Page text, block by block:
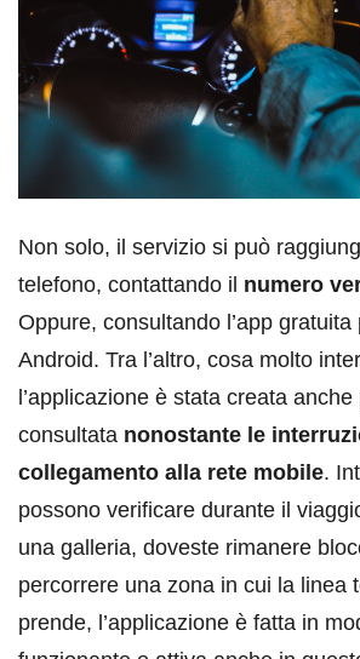
Non solo, il servizio si può
telefono, contattando il numero
Oppure, consultando l’app
Android. Tra l’altro, cosa molto
l’applicazione è stata creata
consultata nonostante le
collegamento alla rete mobile.
possono verificare durante il
una galleria, doveste rimanere
percorrere una zona in cui la linea
prende, l’applicazione è fatta in